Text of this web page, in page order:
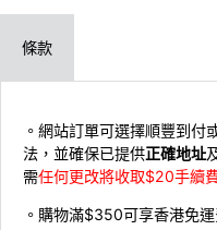
條款
。網站訂單可選擇順豐到付
法，並確保已提供正確地址
需任何更改將收取$20手續
。購物滿$350可享香港免